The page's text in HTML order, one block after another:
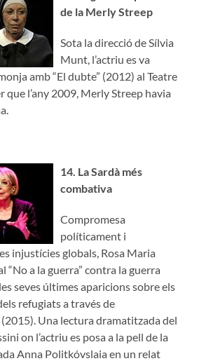
de la Merly Streep
Sota la direcció de Sílvia
Munt, l’actriu es va
amb “El dubte” (2012) al Teatre
que l’any 2009, Merly Streep havia
14. La Sardà més
combativa
Compromesa
políticament i
injustícies globals, Rosa Maria
“No a la guerra” contra la guerra
seves últimes aparicions sobre els
refugiats a través de
(2015). Una lectura dramatitzada del
on l’actriu es posa a la pell de la
Anna Politkóvslaia en un relat